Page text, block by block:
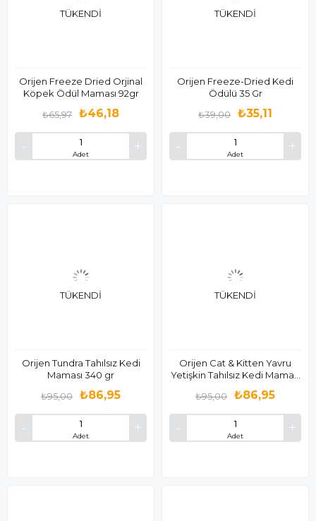
TÜKENDI
Orijen Freeze Dried Orjinal
Köpek Ödül Maması 92gr
Adet
₺46,18
₺65,97
TÜKENDI
Orijen Freeze-Dried Kedi
Ödülü 35 Gr
Adet
₺35,11
₺39,00
TÜKENDI
Orijen Tundra Tahılsız Kedi
Maması 340 gr
Adet
₺86,95
₺95,00
TÜKENDI
Orijen Cat & Kitten Yavru
Yetişkin Tahılsız Kedi Maması
Adet
₺86,95
₺95,00